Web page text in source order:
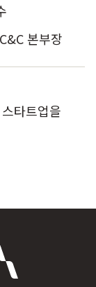
본부장
타트업을